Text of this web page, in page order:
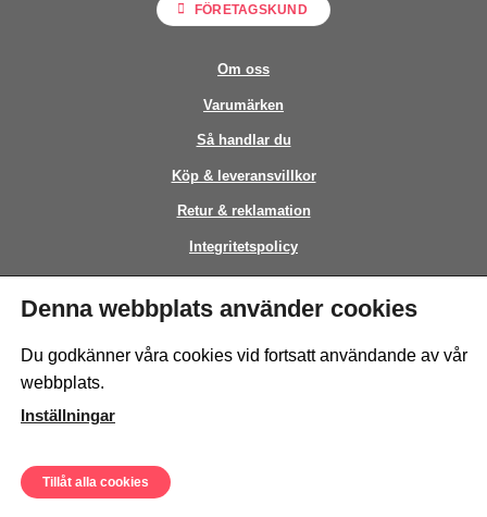
FÖRETAGSKUND
Om oss
Varumärken
Så handlar du
Köp & leveransvillkor
Retur & reklamation
Integritetspolicy
Kontakt
This site is protected by reCAPTCHA and the GooglePrivacy Policyand
© Sweeto Scandinavia AB - All rights reserved.
Denna webbplats använder cookies
Du godkänner våra cookies vid fortsatt användande av vår
webbplats.
Inställningar
Tillåt alla cookies